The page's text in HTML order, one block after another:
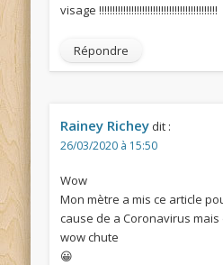
visage !!!!!!!!!!!!!!!!!!!!!!!!!!!!!!!!!!!!!!!!!!!!
Répondre
Rainey Richey dit :
26/03/2020 à 15:50
Wow
Mon mètre a mis ce article
cause de a Coronavirus mais
wow chute
😀